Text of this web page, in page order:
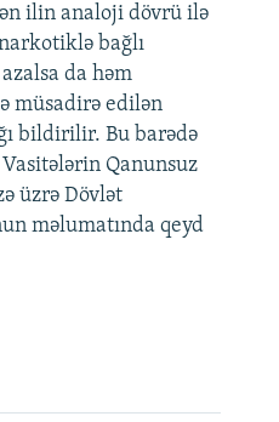
ilin analoji dövrü ilə
bağlı
da həm
müsadirə edilən
bildirilir. Bu barədə
Qanunsuz
üzrə Dövlət
məlumatında qeyd